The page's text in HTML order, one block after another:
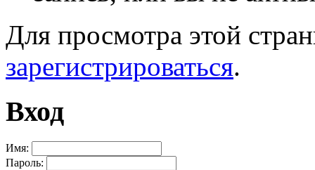
Для просмотра этой
зарегистрироваться.
Вход
Имя:
Пароль: